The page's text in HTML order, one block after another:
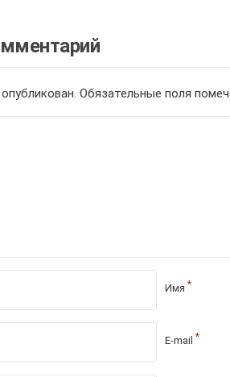
Обязательные поля
Имя *
E-mail *